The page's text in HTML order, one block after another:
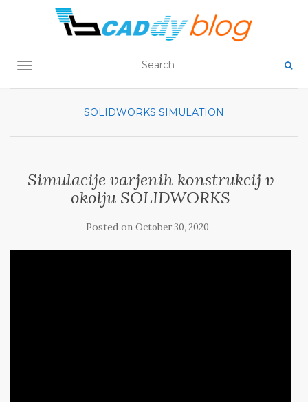
TOGGLE NAVIGATION
SOLIDWORKS SIMULATION
Simulacije varjenih konstrukcij v
okolju SOLIDWORKS
Posted on October 30, 2020